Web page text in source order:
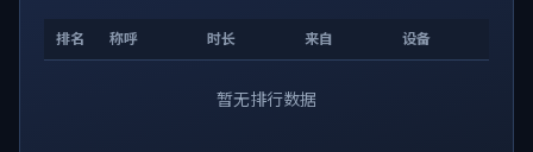
排名 称呼 时长 来自 设备
暂无排行数据